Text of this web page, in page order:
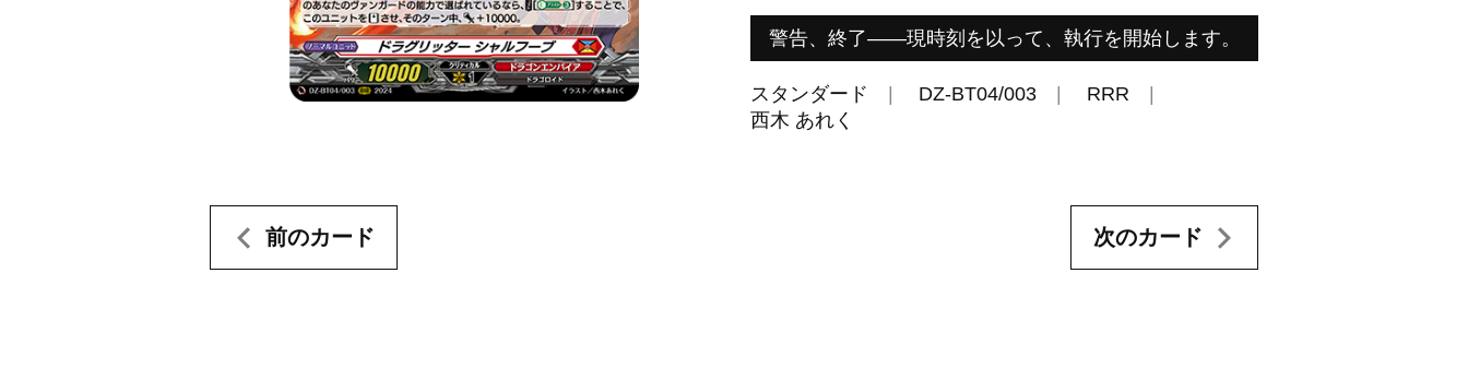
警告、終了――現時刻を以って、執行を開始します。
スタンダード DZ-BT04/003
RRR
西木 あれく
前のカード 次のカード